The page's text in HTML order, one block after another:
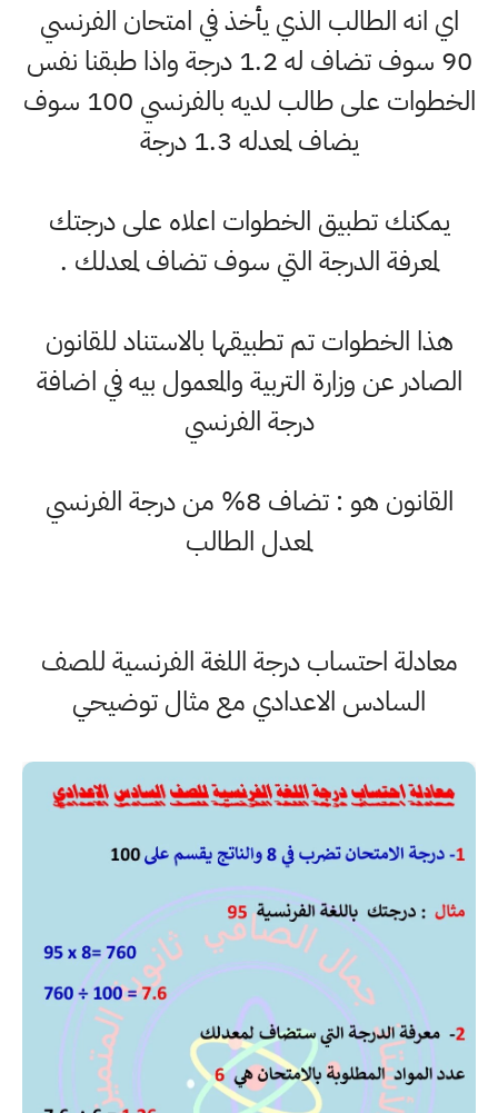
اي انه الطالب الذي يأخذ في امتحان الفرنسي
90 سوف تضاف له 1.2 درجة واذا طبقنا نفس
الخطوات على طالب لديه بالفرنسي 100 سوف
يضاف لمعدله 1.3 درجة
يمكنك تطبيق الخطوات اعلاه على درجتك
لمعرفة الدرجة التي سوف تضاف لمعدلك .
هذا الخطوات تم تطبيقها بالاستناد للقانون
الصادر عن وزارة التربية والمعمول بيه في اضافة
درجة الفرنسي
القانون هو : تضاف 8% من درجة الفرنسي
لمعدل الطالب
معادلة احتساب درجة اللغة الفرنسية للصف
السادس الاعدادي مع مثال توضيحي